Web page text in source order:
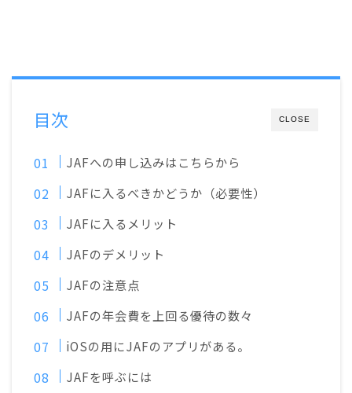
CLOSE
目次
JAFへの申し込みはこちらから
JAFに入るべきかどうか（必要性）
JAFに入るメリット
JAFのデメリット
JAFの注意点
JAFの年会費を上回る優待の数々
iOSの用にJAFのアプリがある。
JAFを呼ぶには